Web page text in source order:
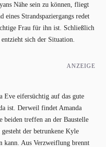
Nähe sein zu können, fliegt
Strandspaziergangs redet
Frau für ihn ist. Schließlich
entzieht sich der Situation.
ANZEIGE
Eve eifersüchtig auf das gute
ist. Derweil findet Amanda
beiden treffen an der Baustelle
der betrunkene Kyle
kann. Aus Verzweiflung brennt